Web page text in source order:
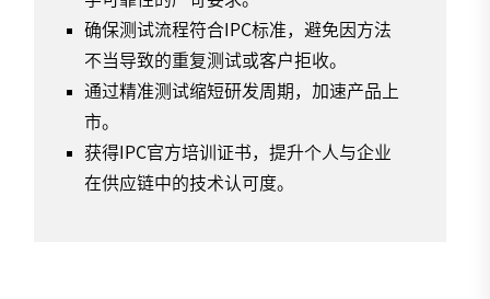
确保测试流程符合IPC标准，避免因方法
不当导致的重复测试或客户拒收。
通过精准测试缩短研发周期，加速产品上
市。
获得IPC官方培训证书，提升个人与企业
在供应链中的技术认可度。